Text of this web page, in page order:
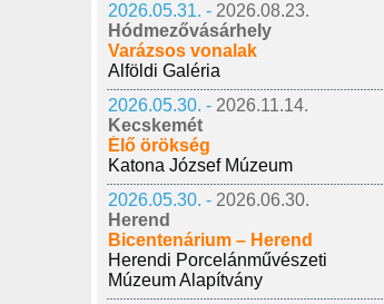
2026.05.31. - 2026.08.23.
Hódmezővásárhely
Varázsos vonalak
Alföldi Galéria
2026.05.30. - 2026.11.14.
Kecskemét
Élő örökség
Katona József Múzeum
2026.05.30. - 2026.06.30.
Herend
Bicentenárium – Herend
Herendi Porcelánművészeti
Múzeum Alapítvány